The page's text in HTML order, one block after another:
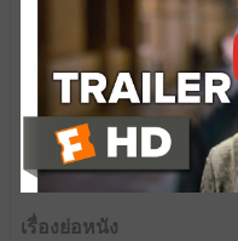
เรื่องย่อหนัง